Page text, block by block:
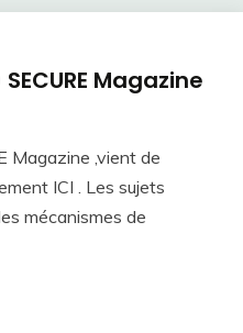
Magazine
Magazine ,vient de
ICI . Les sujets
mécanismes de